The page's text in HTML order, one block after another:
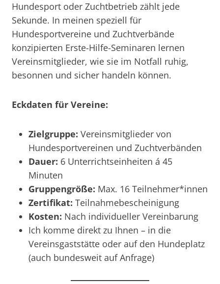
Hundesport oder Zuchtbetrieb zählt jede
Sekunde. In meinen speziell für
Hundesportvereine und Zuchtverbände
konzipierten Erste-Hilfe-Seminaren lernen
Vereinsmitglieder, wie sie im Notfall ruhig,
besonnen und sicher handeln können.
Eckdaten für Vereine:
Zielgruppe: Vereinsmitglieder von
Hundesportvereinen und Zuchtverbänden
Dauer: 6 Unterrichtseinheiten á 45
Minuten
Gruppengröße: Max. 16 Teilnehmer*innen
Zertifikat: Teilnahmebescheinigung
Kosten: Nach individueller Vereinbarung
Ich komme direkt zu Ihnen – in die
Vereinsgaststätte oder auf den Hundeplatz
(auch bundesweit auf Anfrage)